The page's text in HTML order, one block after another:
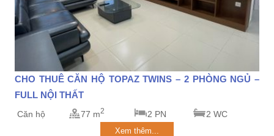
CHO THUÊ CĂN HỘ TOPAZ TWINS – 2 PHÒNG NGỦ –
FULL NỘI THẤT
Căn hộ 77 m2 2 PN 2 WC
Xem thêm...